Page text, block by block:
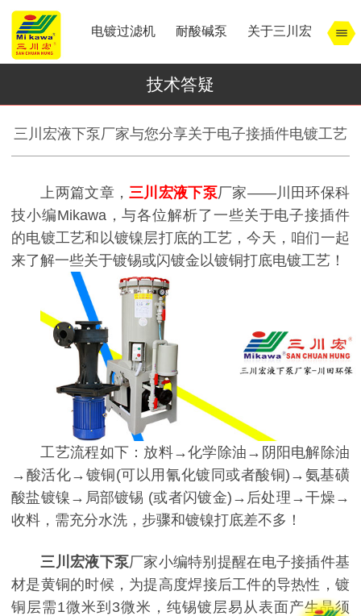
电镀过滤机 耐酸碱泵 关于三川宏
技术答疑
三川宏液下泵厂家与您分享关于电子接插件电镀工艺
上两篇文章，三川宏液下泵厂家——川田环保科
技小编Mikawa，与各位解析了一些关于电子接插件
的电镀工艺和以镀镍层打底的工艺，今天，咱们一起
来了解一些关于镀锡或闪镀金以镀铜打底电镀工艺！
工艺流程如下：放料→化学除油→阴阳电解除油
→酸活化→镀铜(可以用氰化镀同或者酸铜)→氨基磺
酸盐镀镍→局部镀锡 (或者闪镀金)→后处理→干燥→
收料，需充分水洗，步骤和镀镍打底差不多！
三川宏液下泵厂家小编特别提醒在电子接插件基
材是黄铜的时候，为提高度焊接后工件的导热性，镀
铜层需1微米到3微米 ，纯锡镀层易从表面产生晶须